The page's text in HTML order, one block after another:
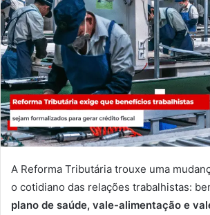
A Reforma Tributária trouxe uma
o cotidiano das relações trabalhistas:
plano de saúde, vale-alimentação e